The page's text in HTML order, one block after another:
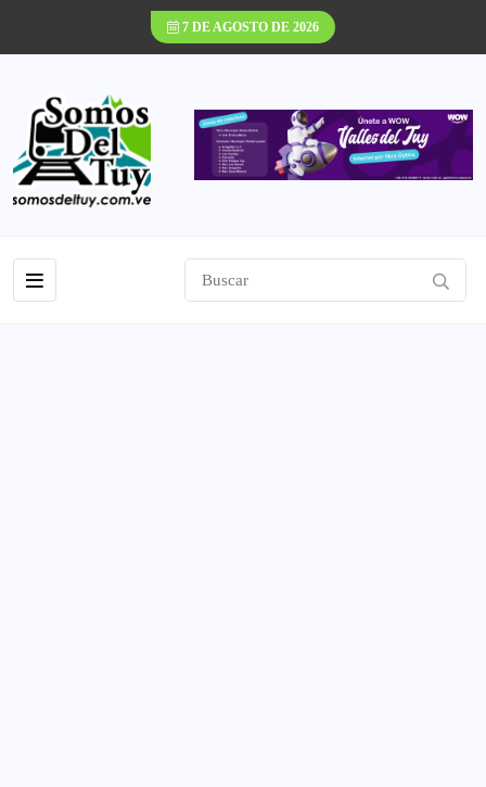
7 DE AGOSTO DE 2026